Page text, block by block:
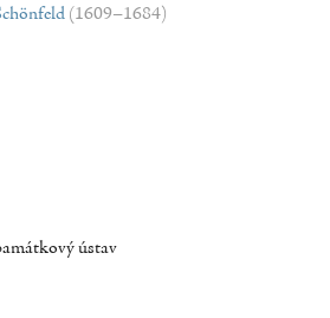
(1609–1684)
ústav